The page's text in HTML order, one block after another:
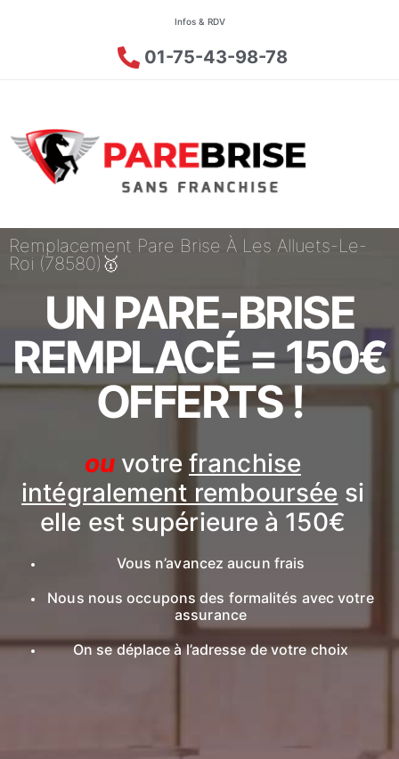
Infos & RDV
01-75-43-98-78
Remplacement Pare Brise À Les Alluets-Le-
Roi (78580)🥇
UN PARE-BRISE
REMPLACÉ = 150€
OFFERTS !
ou votre franchise
intégralement remboursée si
elle est supérieure à 150€
Vous n’avancez aucun frais
Nous nous occupons des formalités avec votre
assurance
On se déplace à l’adresse de votre choix